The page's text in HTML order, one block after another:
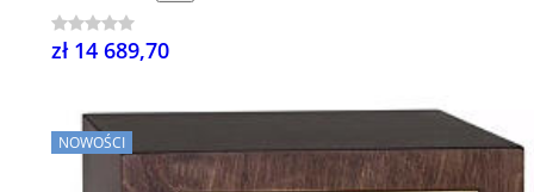
zł 14 689,70
NOWOŚCI